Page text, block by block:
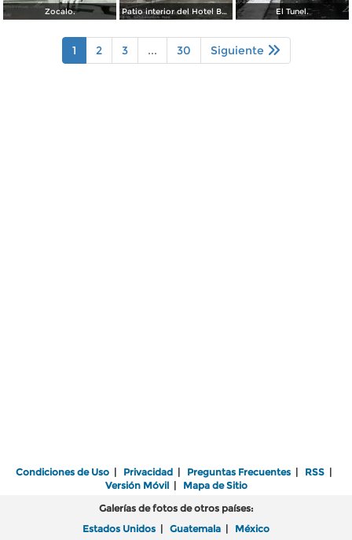
Zocalo. Patio interior del Hotel Banos y Lido, El Tunel.
1 2 3 ... 30 Siguiente
Condiciones de Uso | Privacidad | Preguntas Frecuentes | RSS |
Versión Móvil| Mapa de Sitio
Galerías de fotos de otros países:
Estados Unidos | Guatemala | México